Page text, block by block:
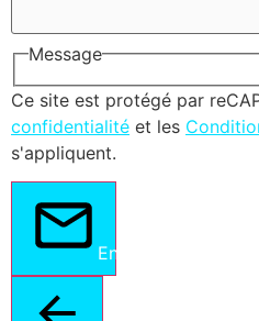
Message
Ce site est protégé par
confidentialité et les
s'appliquent.
Envoyer